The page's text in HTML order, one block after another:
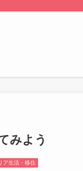
営しています。
みよう
ア生活・移住